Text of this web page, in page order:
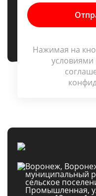
Нажимая на
условиями
Воронеж,
муниципальный
сельское
Промышленная,